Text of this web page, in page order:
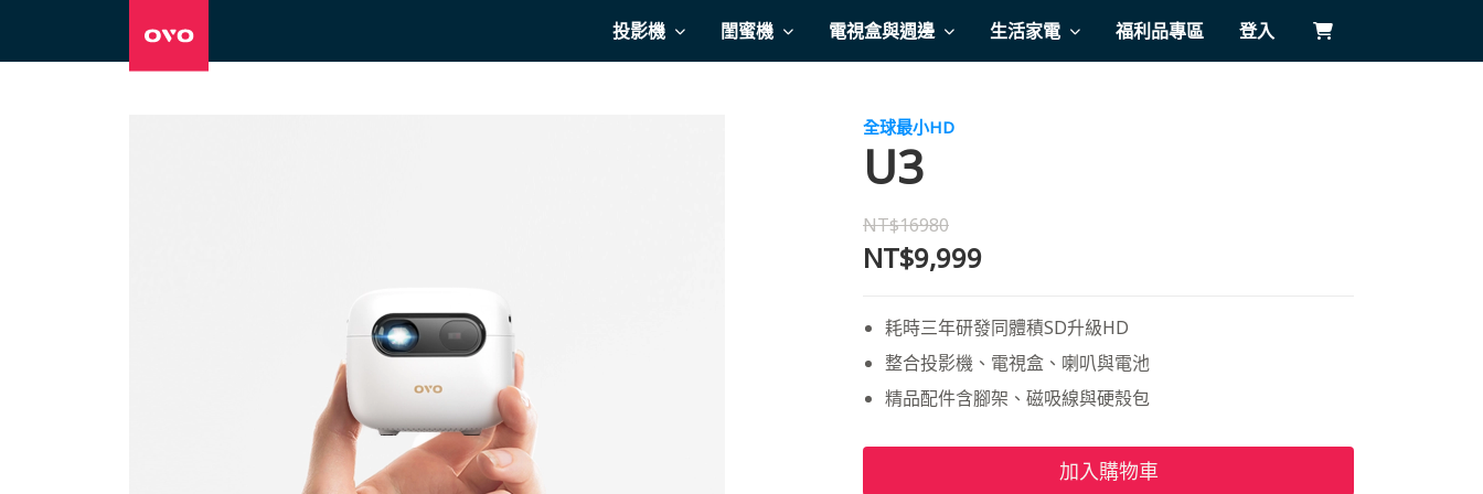
投影機 閨蜜機 電視盒與週邊 生活家電 福利品專區 登入
全球最小HD
U3
NT$16980
NT$9,999
耗時三年研發同體積SD升級HD
整合投影機、電視盒、喇叭與電池
精品配件含腳架、磁吸線與硬殼包
加入購物車